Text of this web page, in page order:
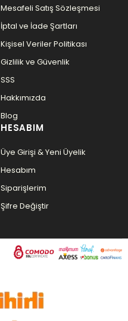
Mesafeli Satış Sözleşmesi
İptal ve İade Şartları
Kişisel Veriler Politikası
Gizlilik ve Güvenlik
SSS
Hakkımızda
Blog
HESABIM
Üye Girişi & Yeni Üyelik
Hesabım
Siparişlerim
Şifre Değiştir